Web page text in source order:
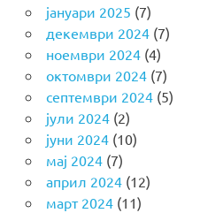
јануари 2025 (7)
декември 2024(7)
ноември 2024(4)
октомври 2024(7)
септември 2024(5)
јули 2024(2)
јуни 2024(10)
мај 2024(7)
април 2024(12)
март 2024(11)